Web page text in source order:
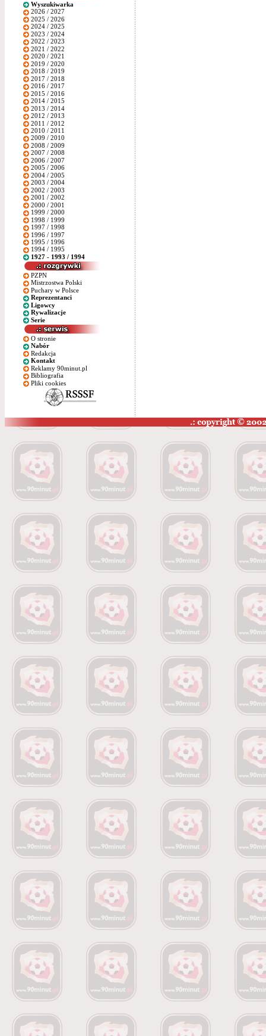
Wyszukiwarka
2026 / 2027
2025 / 2026
2024 / 2025
2023 / 2024
2022 / 2023
2021 / 2022
2020 / 2021
2019 / 2020
2018 / 2019
2017 / 2018
2016 / 2017
2015 / 2016
2014 / 2015
2013 / 2014
2012 / 2013
2011 / 2012
2010 / 2011
2009 / 2010
2008 / 2009
2007 / 2008
2006 / 2007
2005 / 2006
2004 / 2005
2003 / 2004
2002 / 2003
2001 / 2002
2000 / 2001
1999 / 2000
1998 / 1999
1997 / 1998
1996 / 1997
1995 / 1996
1994 / 1995
1927 - 1993 / 1994
PZPN
Mistrzostwa Polski
Puchary w Polsce
Reprezentanci
Ligowcy
Rywalizacje
Serie
O stronie
Nabór
Redakcja
Kontakt
Reklamy 90minut.pl
Bibliografia
Pliki cookies